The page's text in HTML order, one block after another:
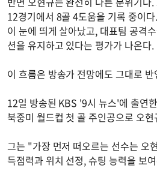
12경기에서 8골 4도움을 기록 중이
이 눈에 띄게 살아났고, 대표팀 공격
션을 유지하고 있다는 평가가 나온다.
이 흐름은 방송가 전망에도 그대로 반
12일 방송된 KBS '9시 뉴스'에 출연
북중미 월드컵 첫 골 주인공으로 오현
그는 "가장 먼저 떠오르는 선수는 오
득점력과 위치 선정, 슈팅 능력을 보